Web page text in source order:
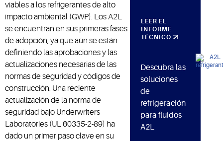
viables a los refrigerantes de alto
impacto ambiental (GWP). Los A2L
se encuentran en sus primeras fases
de adopción, ya que aún se están
definiendo las aprobaciones y las
actualizaciones necesarias de las
normas de seguridad y códigos de
construcción. Una reciente
actualización de la norma de
seguridad bajo Underwriters
Laboratories (UL 60335-2-89) ha
dado un primer paso clave en su
LEER EL
INFORME
TÉCNICO
Descubra las
soluciones
de
refrigeración
para fluidos
A2L